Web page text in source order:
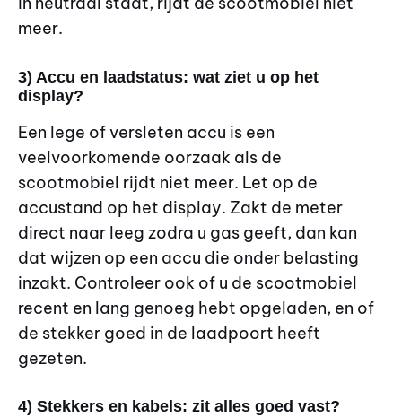
meer.
3) Accu en laadstatus: wat ziet u op het
display?
Een lege of versleten accu is een
veelvoorkomende oorzaak als de
scootmobiel rijdt niet meer. Let op de
accustand op het display. Zakt de meter
direct naar leeg zodra u gas geeft, dan kan
dat wijzen op een accu die onder belasting
inzakt. Controleer ook of u de scootmobiel
recent en lang genoeg hebt opgeladen, en of
de stekker goed in de laadpoort heeft
gezeten.
4) Stekkers en kabels: zit alles goed vast?